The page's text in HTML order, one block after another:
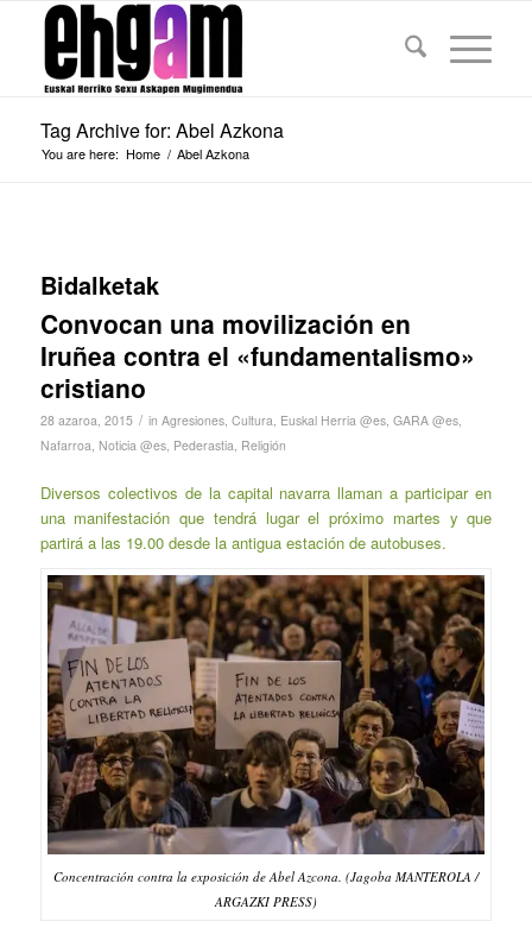
Tag Archive for: Abel Azkona
You are here: Home / Abel Azkona
Bidalketak
Convocan una movilización en
Iruñea contra el «fundamentalismo»
cristiano
28 azaroa, 2015 / in Agresiones, Cultura, Euskal Herria @es, GARA @es,
Nafarroa, Noticia @es, Pederastia, Religión
Diversos colectivos de la capital navarra llaman a participar en
una manifestación que tendrá lugar el próximo martes y que
partirá a las 19.00 desde la antigua estación de autobuses.
Concentración contra la exposición de Abel Azcona. (Jagoba MANTEROLA /
ARGAZKI PRESS)